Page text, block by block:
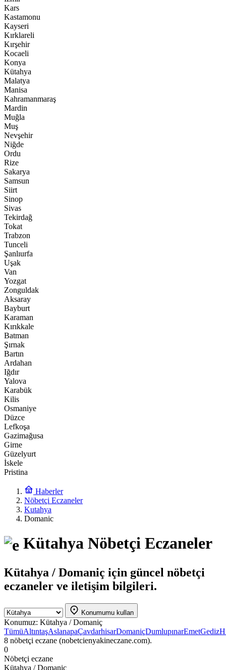
Kars
Kastamonu
Kayseri
Kırklareli
Kırşehir
Kocaeli
Konya
Kütahya
Malatya
Manisa
Kahramanmaraş
Mardin
Muğla
Muş
Nevşehir
Niğde
Ordu
Rize
Sakarya
Samsun
Siirt
Sinop
Sivas
Tekirdağ
Tokat
Trabzon
Tunceli
Şanlıurfa
Uşak
Van
Yozgat
Zonguldak
Aksaray
Bayburt
Karaman
Kırıkkale
Batman
Şırnak
Bartın
Ardahan
Iğdır
Yalova
Karabük
Kilis
Osmaniye
Düzce
Lefkoşa
Gazimağusa
Girne
Güzelyurt
İskele
Pristina
Haberler
Nöbetçi Eczaneler
Kutahya
Domanic
Kütahya Nöbetçi Eczaneler
Kütahya / Domaniç için güncel nöbetçi
eczaneler ve iletişim bilgileri.
Konumumu kullan
Konumuz: Kütahya / Domaniç
TümüAltıntaşAslanapaÇavdarhisarDomaniçDumlupınarEmetGediz
8 nöbetçi eczane (nobetcienyakineczane.com).
0
Nöbetçi eczane
Kütahya / Domaniç